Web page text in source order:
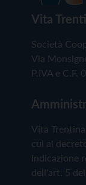
Vita
Società
Via
P.IVA e C.F.
Vita
cui al
Indicazione
dell'art. 5